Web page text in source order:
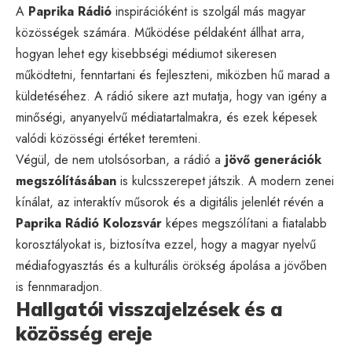
A Paprika Rádió inspirációként is szolgál más magyar
közösségek számára. Működése példaként állhat arra,
hogyan lehet egy kisebbségi médiumot sikeresen
működtetni, fenntartani és fejleszteni, miközben hű marad a
küldetéséhez. A rádió sikere azt mutatja, hogy van igény a
minőségi, anyanyelvű médiatartalmakra, és ezek képesek
valódi közösségi értéket teremteni.
Végül, de nem utolsósorban, a rádió a jövő generációk
megszólításában is kulcsszerepet játszik. A modern zenei
kínálat, az interaktív műsorok és a digitális jelenlét révén a
Paprika Rádió Kolozsvár képes megszólítani a fiatalabb
korosztályokat is, biztosítva ezzel, hogy a magyar nyelvű
médiafogyasztás és a kulturális örökség ápolása a jövőben
is fennmaradjon.
Hallgatói visszajelzések és a
közösség ereje